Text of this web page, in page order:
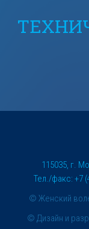
© Женский
115035, г.
Тел./факс: +7
© Дизайн и